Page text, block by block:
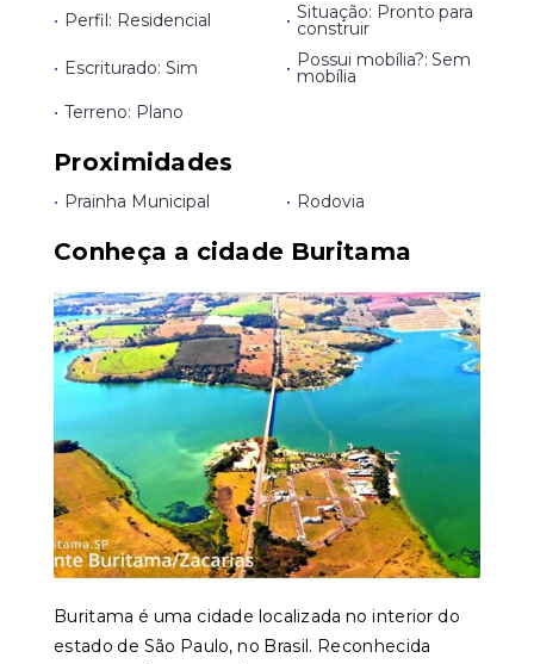
• Perfil: Residencial • Situação: Pronto para
construir
• Escriturado: Sim • Possui mobília?: Sem
mobília
• Terreno: Plano
Proximidades
• Prainha Municipal • Rodovia
Conheça a cidade Buritama
Buritama é uma cidade localizada no interior do
estado de São Paulo, no Brasil. Reconhecida